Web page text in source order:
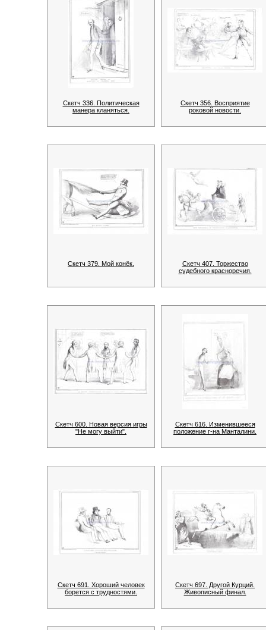
Скетч 336. Политическая
манера кланяться.
Скетч 356. Восприятие
роковой новости.
Скетч 379. Мой конёк.
Скетч 407. Торжество
судебного красноречия.
Скетч 600. Новая версия игры
"Не могу выйти".
Скетч 616. Изменившееся
положение г-на Манталини.
Скетч 691. Хороший человек
борется с трудностями.
Скетч 697. Другой Курций.
Живописный финал.